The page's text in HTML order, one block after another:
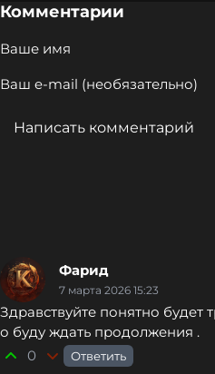
бывшим
Комментарии
Фарид
7 марта 2026 15:23
Здравствуйте понятно будет
о буду ждать продолжения .
Ответить
0